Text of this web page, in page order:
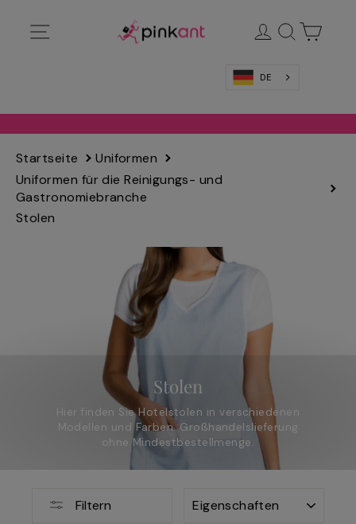
Anmelden
Suchen
DE
Startseite
Uniformen
Uniformen für die Reinigungs- und
Gastronomiebranche
Stolen
Stolen
Hier finden Sie Hotelstolen in verschiedenen
Modellen und Farben. Großhandelslieferung
ohne Mindestbestellmenge.
Filtern